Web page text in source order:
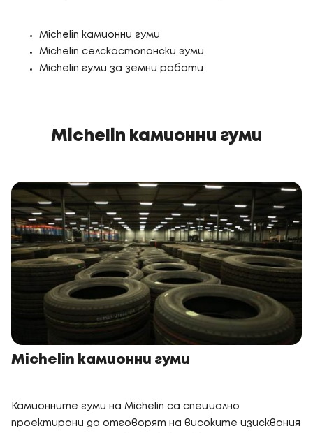
Michelin камионни гуми
Michelin селскостопански гуми
Michelin гуми за земни работи
Michelin камионни гуми
Michelin камионни гуми
Камионните гуми на Michelin са специално
проектирани да отговорят на високите изисквания